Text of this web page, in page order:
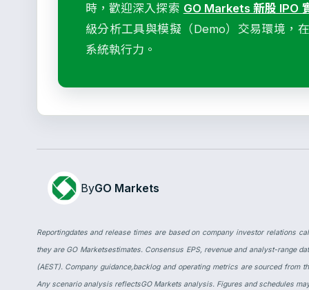
時，歡迎深入探索 GO Markets 新股 IPO
級分析工具與模擬（Demo）交易環境，
系統執行力。
ByGO Markets
Reportingdates and release times are based on company investor relations
they are GO Marketsestimates. Consensus EPS, revenue and analyst-range
(AEST). Company guidance,backlog and operating metrics are sourced
Any scenario analysis reflectsGO Markets analysis. Figures and schedules